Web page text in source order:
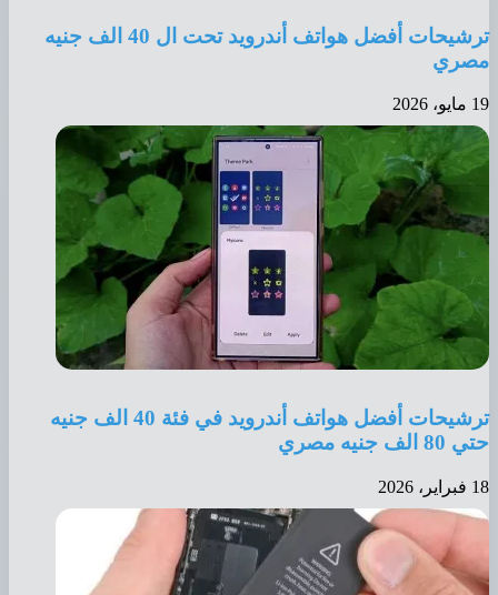
ترشيحات أفضل هواتف أندرويد تحت ال 40 الف جنيه
مصري
19 مايو، 2026
ترشيحات أفضل هواتف أندرويد في فئة 40 الف جنيه
حتي 80 الف جنيه مصري
18 فبراير، 2026